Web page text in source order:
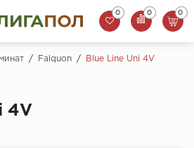
0 0 0
/ Falquon / Blue Line Uni 4V
4V